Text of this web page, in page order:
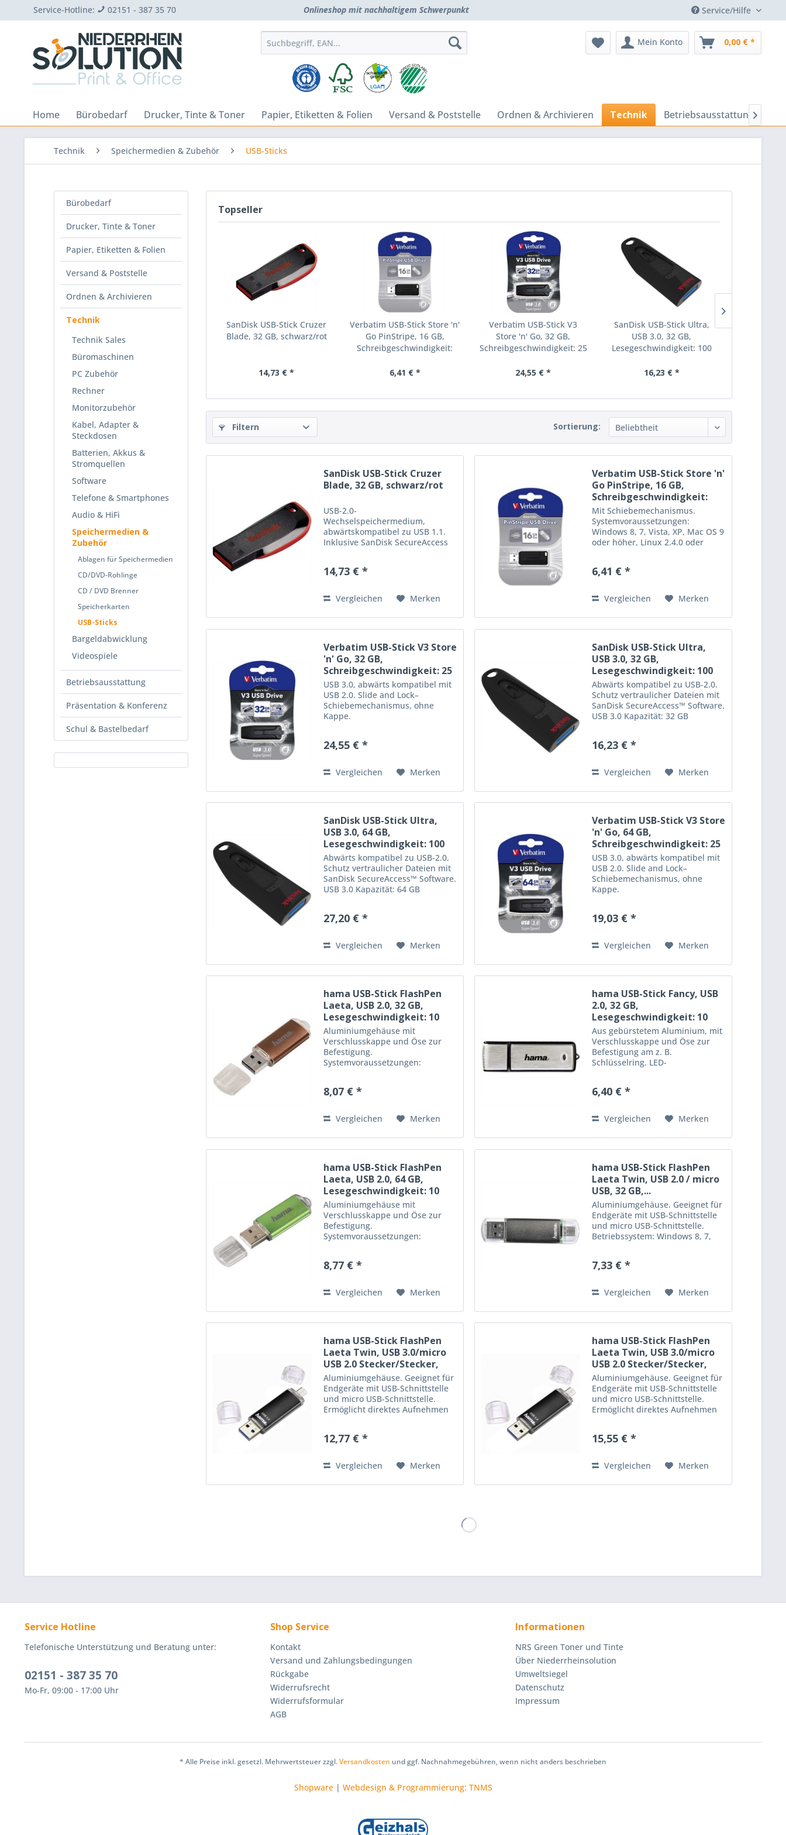
Service-Hotline: 02151 - 387 35 70 Onlineshop mit nachhaltigem Schwerpunkt Service/Hilfe
Mein Konto 0,00 € *
Home Bürobedarf Drucker, Tinte & Toner Papier, Etiketten & Folien Versand & Poststelle Ordnen & Archivieren Technik Betriebsausstattung
Technik Speichermedien & Zubehör USB-Sticks
Bürobedarf
Drucker, Tinte & Toner
Papier, Etiketten & Folien
Versand & Poststelle
Ordnen & Archivieren
Technik
Technik Sales
Büromaschinen
PC Zubehör
Rechner
Monitorzubehör
Kabel, Adapter &
Steckdosen
Batterien, Akkus &
Stromquellen
Software
Telefone & Smartphones
Audio & HiFi
Speichermedien &
Zubehör
Ablagen für Speichermedien
CD/DVD-Rohlinge
CD / DVD Brenner
Speicherkarten
USB-Sticks
Bargeldabwicklung
Videospiele
Betriebsausstattung
Präsentation & Konferenz
Schul & Bastelbedarf
Topseller
SanDisk USB-Stick Cruzer
Blade, 32 GB, schwarz/rot
14,73 € *
Verbatim USB-Stick Store 'n'
Go PinStripe, 16 GB,
Schreibgeschwindigkeit:
6,41 € *
Verbatim USB-Stick V3
Store 'n' Go, 32 GB,
Schreibgeschwindigkeit: 25
24,55 € *
SanDisk USB-Stick Ultra,
USB 3.0, 32 GB,
Lesegeschwindigkeit: 100
16,23 € *
Filtern Sortierung:
SanDisk USB-Stick Cruzer
Blade, 32 GB, schwarz/rot
USB-2.0-
Wechselspeichermedium,
abwärtskompatibel zu USB 1.1.
Inklusive SanDisk SecureAccess
einem verschlüsselten,
(128-bit-AES-Verschlüsselung)...
14,73 € *
Vergleichen Merken
Verbatim USB-Stick Store 'n'
Go PinStripe, 16 GB,
Schreibgeschwindigkeit:
2,5...
Mit Schiebemechanismus.
Systemvoraussetzungen:
Windows 8, 7, Vista, XP, Mac OS 9
oder höher, Linux 2.4.0 oder
Lesegeschwindigkeit: 8 MB/s
6,41 € *
Vergleichen Merken
Verbatim USB-Stick V3 Store
'n' Go, 32 GB,
Schreibgeschwindigkeit: 25
MB/s,...
USB 3.0, abwärts kompatibel mit
USB 2.0. Slide and Lock–
Schiebemechanismus, ohne
Kappe.
Windows 8, 7, Vista, XP, Mac OS X
höher. Kapazität: 32 GB...
24,55 € *
Vergleichen Merken
SanDisk USB-Stick Ultra,
USB 3.0, 32 GB,
Lesegeschwindigkeit: 100
MB/s, schwarz
Abwärts kompatibel zu USB-2.0.
Schutz vertraulicher Dateien mit
SanDisk SecureAccess™ Software.
USB 3.0 Kapazität: 32 GB
16,23 € *
Vergleichen Merken
SanDisk USB-Stick Ultra,
USB 3.0, 64 GB,
Lesegeschwindigkeit: 100
MB/s, schwarz
Abwärts kompatibel zu USB-2.0.
Schutz vertraulicher Dateien mit
SanDisk SecureAccess™ Software.
USB 3.0 Kapazität: 64 GB
27,20 € *
Vergleichen Merken
Verbatim USB-Stick V3 Store
'n' Go, 64 GB,
Schreibgeschwindigkeit: 25
MB/s,...
USB 3.0, abwärts kompatibel mit
USB 2.0. Slide and Lock–
Schiebemechanismus, ohne
Kappe.
Windows 8, 7, Vista, XP, Mac OS X
höher. Kapazität: 64 GB...
19,03 € *
Vergleichen Merken
hama USB-Stick FlashPen
Laeta, USB 2.0, 32 GB,
Lesegeschwindigkeit: 10
MB/s,...
Aluminiumgehäuse mit
Verschlusskappe und Öse zur
Befestigung.
Systemvoraussetzungen:
Kapazität: 32 GB
Farbe: braun
8,07 € *
Vergleichen Merken
hama USB-Stick Fancy, USB
2.0, 32 GB,
Lesegeschwindigkeit: 10
MB/s, 68 x 8 x...
Aus gebürstetem Aluminium, mit
Verschlusskappe und Öse zur
Befestigung am z. B.
Schlüsselring. LED-
Windows XP, Vista, 7, 8 und
Kapazität: 32 GB
Lesegeschwindigkeit:...
6,40 € *
Vergleichen Merken
hama USB-Stick FlashPen
Laeta, USB 2.0, 64 GB,
Lesegeschwindigkeit: 10
MB/s,...
Aluminiumgehäuse mit
Verschlusskappe und Öse zur
Befestigung.
Systemvoraussetzungen:
Kapazität: 64 GB
Farbe: grün
8,77 € *
Vergleichen Merken
hama USB-Stick FlashPen
Laeta Twin, USB 2.0 / micro
USB, 32 GB,...
Aluminiumgehäuse. Geeignet für
Endgeräte mit USB-Schnittstelle
und micro USB-Schnittstelle.
Betriebssystem: Windows 8, 7,
Smartphones und Tablets mit
Android...
7,33 € *
Vergleichen Merken
hama USB-Stick FlashPen
Laeta Twin, USB 3.0/micro
USB 2.0 Stecker/Stecker,
16...
Aluminiumgehäuse. Geeignet für
Endgeräte mit USB-Schnittstelle
und micro USB-Schnittstelle.
Ermöglicht direktes Aufnehmen
Windows 10, 8, 7, Vista, XP und
12,77 € *
Vergleichen Merken
hama USB-Stick FlashPen
Laeta Twin, USB 3.0/micro
USB 2.0 Stecker/Stecker,
32...
Aluminiumgehäuse. Geeignet für
Endgeräte mit USB-Schnittstelle
und micro USB-Schnittstelle.
Ermöglicht direktes Aufnehmen
Windows 10, 8, 7, Vista, XP und
15,55 € *
Vergleichen Merken
Service Hotline
Telefonische Unterstützung und Beratung unter:
02151 - 387 35 70
Mo-Fr, 09:00 - 17:00 Uhr
Shop Service
Kontakt
Versand und Zahlungsbedingungen
Rückgabe
Widerrufsrecht
Widerrufsformular
AGB
Informationen
NRS Green Toner und Tinte
Über Niederrheinsolution
Umweltsiegel
Datenschutz
Impressum
* Alle Preise inkl. gesetzl. Mehrwertsteuer zzgl.Versandkosten und ggf. Nachnahmegebühren, wenn nicht anders beschrieben
Shopware| Webdesign & Programmierung: TNMS